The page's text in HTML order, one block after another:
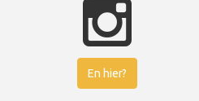
En hier?